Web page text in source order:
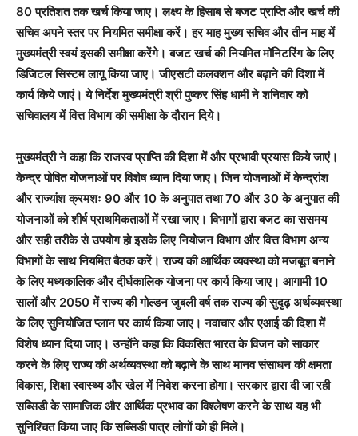
80 प्रतिशत तक खर्च किया जाए। लक्ष्य के हिसाब से बजट प्राप्ति और खर्च की
सचिव अपने स्तर पर नियमित समीक्षा करें। हर माह मुख्य सचिव और तीन माह में
मुख्यमंत्री स्वयं इसकी समीक्षा करेंगे। बजट खर्च की नियमित मॉनिटरिंग के लिए
डिजिटल सिस्टम लागू किया जाए। जीएसटी कलक्शन और बढ़ाने की दिशा में
कार्य किये जाएं। ये निर्देश मुख्यमंत्री श्री पुष्कर सिंह धामी ने शनिवार को
सचिवालय में वित्त विभाग की समीक्षा के दौरान दिये।
मुख्यमंत्री ने कहा कि राजस्व प्राप्ति की दिशा में और प्रभावी प्रयास किये जाएं।
केन्द्र पोषित योजनाओं पर विशेष ध्यान दिया जाए। जिन योजनाओं में केन्द्रांश
और राज्यांश क्रमशः 90 और 10 के अनुपात तथा 70 और 30 के अनुपात की
योजनाओं को शीर्ष प्राथमिकताओं में रखा जाए। विभागों द्वारा बजट का ससमय
और सही तरीके से उपयोग हो इसके लिए नियोजन विभाग और वित्त विभाग अन्य
विभागों के साथ नियमित बैठक करें। राज्य की आर्थिक व्यवस्था को मजबूत बनाने
के लिए मध्यकालिक और दीर्घकालिक योजना पर कार्य किया जाए। आगामी 10
सालों और 2050 में राज्य की गोल्डन जुबली वर्ष तक राज्य की सुदृढ़ अर्थव्यवस्था
के लिए सुनियोजित प्लान पर कार्य किया जाए। नवाचार और एआई की दिशा में
विशेष ध्यान दिया जाए। उन्होंने कहा कि विकसित भारत के विजन को साकार
करने के लिए राज्य की अर्थव्यवस्था को बढ़ाने के साथ मानव संसाधन की क्षमता
विकास, शिक्षा स्वास्थ्य और खेल में निवेश करना होगा। सरकार द्वारा दी जा रही
सब्सिडी के सामाजिक और आर्थिक प्रभाव का विश्लेषण करने के साथ यह भी
सुनिश्चित किया जाए कि सब्सिडी पात्र लोगों को ही मिले।